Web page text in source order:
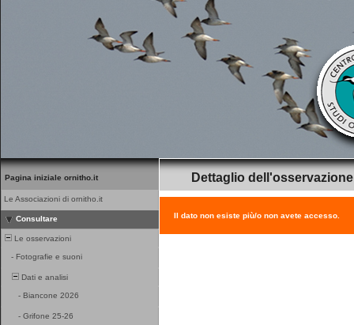
Pagina iniziale ornitho.it
Le Associazioni di ornitho.it
Consultare
Le osservazioni
- Fotografie e suoni
Dati e analisi
- Biancone 2026
- Grifone 25-26
Dettaglio dell'osservazione
Il dato non esiste più/o non avete accesso.